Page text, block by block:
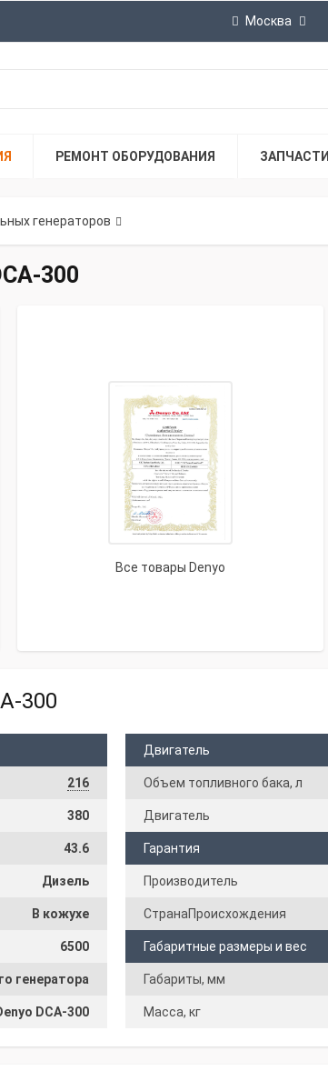
Москва
РЕМОНТ ОБОРУДОВАНИЯ ЗАПЧАСТИ
генераторов
300
Все товары Denyo
300
216
380
43.6
Дизель
В кожухе
6500
генератора
DCA-300
Двигатель
Объем топливного бака, л
Двигатель
Гарантия
Производитель
СтранаПроисхождения
Габаритные размеры и вес
Габариты, мм
Масса, кг